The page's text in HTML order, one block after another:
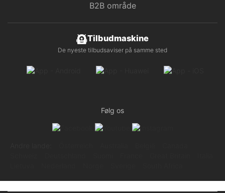
B2B område
Tilbudmaskine
De nyeste tilbudsaviser på samme sted
Følg os